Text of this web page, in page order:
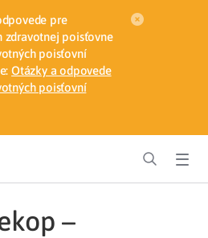
pre
zdravotnej poisťovne
poisťovní
Otázky a odpovede
poisťovní
–